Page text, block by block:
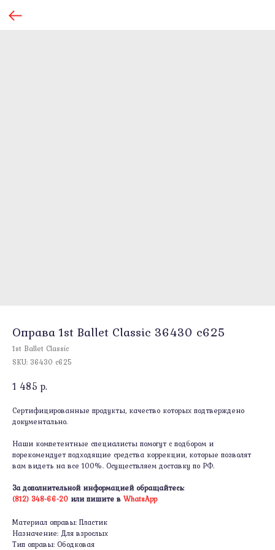
Оправa 1st Ballet Classic 36430 c625
1st Ballet Classic
SKU: 36430 c625
1 485 р.
Сертифицированные продукты, качество которых подтверждено
документально.
Наши компетентные специалисты помогут с подбором и
порекомендует подходящие средства коррекции, которые позволят
вам видеть на все 100%. Осуществляем доставку по РФ.
За дополнительной информацией обращайтесь:
(812) 348-66-20 или пишите в WhatsApp
Материал оправы: Пластик
Назначение: Для взрослых
Тип оправы: Ободковая